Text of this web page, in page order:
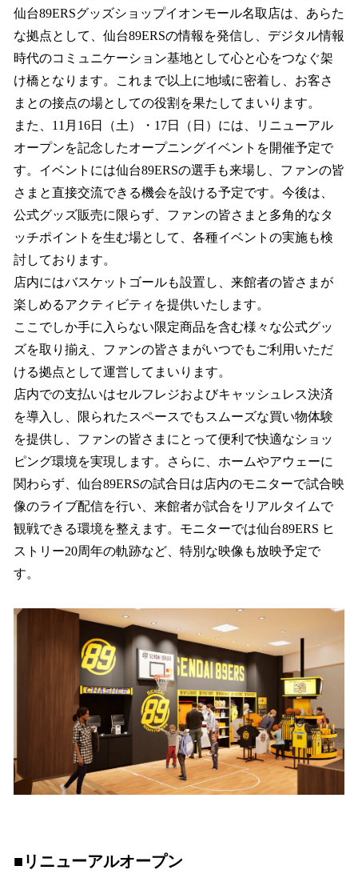
仙台89ERSグッズショップイオンモール名取店は、あらた
な拠点として、仙台89ERSの情報を発信し、デジタル情報
時代のコミュニケーション基地として心と心をつなぐ架
け橋となります。これまで以上に地域に密着し、お客さ
まとの接点の場としての役割を果たしてまいります。
また、11月16日（土）・17日（日）には、リニューアル
オープンを記念したオープニングイベントを開催予定で
す。イベントには仙台89ERSの選手も来場し、ファンの皆
さまと直接交流できる機会を設ける予定です。今後は、
公式グッズ販売に限らず、ファンの皆さまと多角的なタ
ッチポイントを生む場として、各種イベントの実施も検
討しております。
店内にはバスケットゴールも設置し、来館者の皆さまが
楽しめるアクティビティを提供いたします。
ここでしか手に入らない限定商品を含む様々な公式グッ
ズを取り揃え、ファンの皆さまがいつでもご利用いただ
ける拠点として運営してまいります。
店内での支払いはセルフレジおよびキャッシュレス決済
を導入し、限られたスペースでもスムーズな買い物体験
を提供し、ファンの皆さまにとって便利で快適なショッ
ピング環境を実現します。さらに、ホームやアウェーに
関わらず、仙台89ERSの試合日は店内のモニターで試合映
像のライブ配信を行い、来館者が試合をリアルタイムで
観戦できる環境を整えます。モニターでは仙台89ERS ヒ
ストリー20周年の軌跡など、特別な映像も放映予定で
す。
■リニューアルオープン